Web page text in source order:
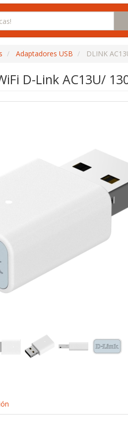
Adaptadores USB DLINK
D-Link AC13U/